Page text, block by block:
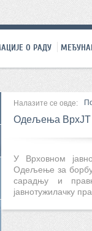
О РАДУ
Налазите се овде:
Одељења ВрхЈТ
У Врховном
Одељење за
сарадњу и
јавнотужилачку